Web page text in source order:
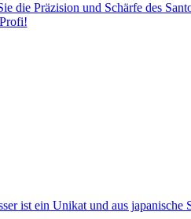
die Präzision und Schärfe des
ist ein Unikat und aus japanische